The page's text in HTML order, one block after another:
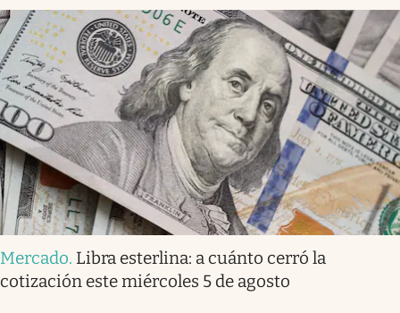
Mercado. Libra esterlina: a cuánto cerró la
cotización este miércoles 5 de agosto